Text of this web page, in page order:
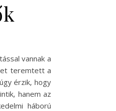
vannak a
teremtett a
érzik, hogy
hanem az
háború